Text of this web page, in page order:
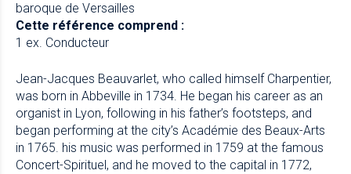
baroque de Versailles
Cette référence comprend :
1 ex. Conducteur
Jean-Jacques Beauvarlet, who called himself Charpentier,
was born in Abbeville in 1734. He began his career as an
organist in Lyon, following in his father’s footsteps, and
began performing at the city’s Académie des Beaux-Arts
in 1765. his music was performed in 1759 at the famous
Concert-Spirituel, and he moved to the capital in 1772,